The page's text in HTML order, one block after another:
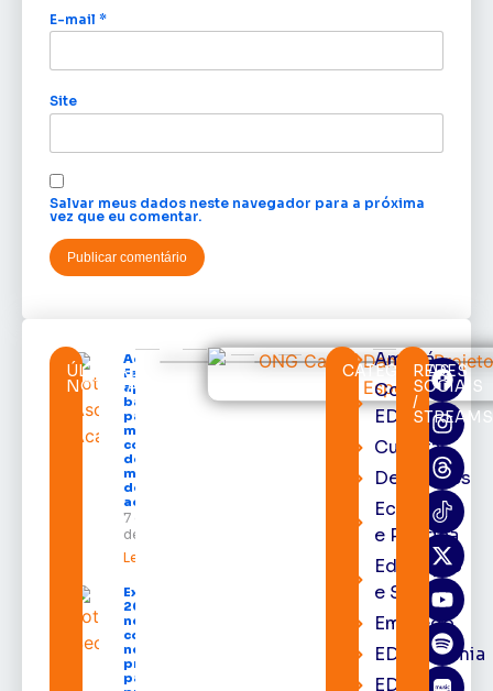
E-mail *
Site
Salvar meus dados neste navegador para a próxima
vez que eu comentar.
ÚLTIMAS
NOTÍCIAS
Acácio
Favacho
apresenta
balanço
parcial do
mandato
com mais
de R$ 668
milhões
destinados
ao Amapá
7 de agosto
de 2026
Leia mais »
Expofeira
2026 começa
neste sábado
com shows,
negócios e
programação
para todos os
CATEGORIAS
Amapá
Cortes
EDcast
Cultura
Destaques
Economia
e Política
Educação
e Saúde
Emprego
EDacademia
EDbrasília
REDES
SOCIAIS
/
STREAMS